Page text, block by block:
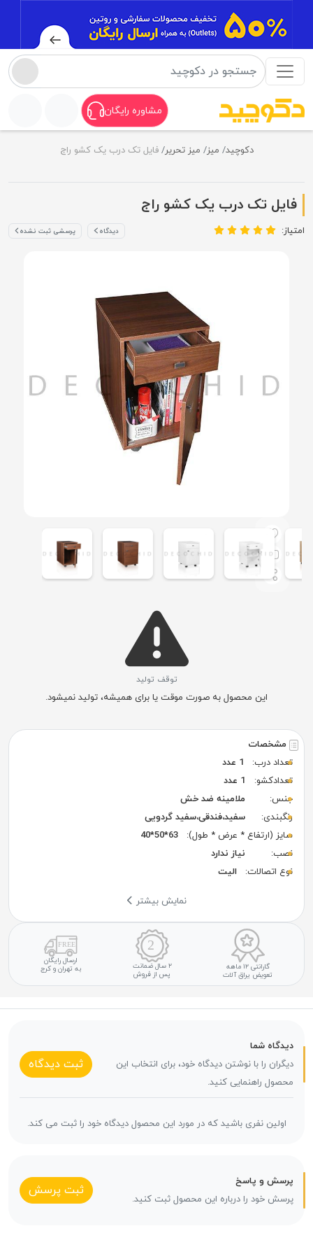
مشاوره رایگان
دکوچید میز میز تحریر فایل تک درب یک کشو راج
فایل تک درب یک کشو راج
امتیاز: دیدگاه پرسشی ثبت نشده
مشخصات
تعداد درب:
1 عدد
تعدادکشو:
1 عدد
جنس:
ملامینه ضد خش
رنگبندی:
سفید،فندقی،سفید گردویی
سایز (ارتفاع * عرض * طول):
63*50*40
نصب:
نیاز ندارد
نوع اتصالات:
الیت
نمایش بیشتر
گارانتی ۱۲ ماهه
تعویض یراق آلات
۲ سال ضمانت
پس از فروش
ارسال رایگان
به تهران و کرج
توقف تولید
این محصول به صورت موقت یا برای همیشه، تولید نمیشود.
دیدگاه شما
دیگران را با نوشتن دیدگاه خود، برای انتخاب این
محصول راهنمایی کنید.
ثبت دیدگاه
اولین نفری باشید که در مورد این محصول دیدگاه خود را ثبت می کند.
پرسش و پاسخ
پرسش خود را درباره این محصول ثبت کنید.
ثبت پرسش